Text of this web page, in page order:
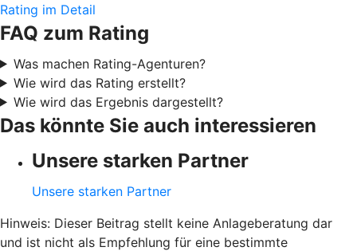
Rating im Detail
FAQ zum Rating
Was machen Rating-Agenturen?
Wie wird das Rating erstellt?
Wie wird das Ergebnis dargestellt?
Das könnte Sie auch interessieren
Unsere starken Partner
Unsere starken Partner
Hinweis: Dieser Beitrag stellt keine Anlageberatung dar
und ist nicht als Empfehlung für eine bestimmte